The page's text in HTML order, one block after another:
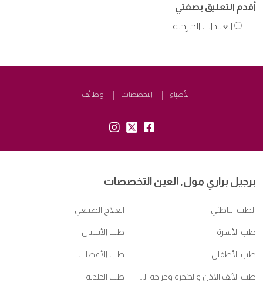
أقدم التعليق بصفتي
العيادات الخارجية
الأطباء التخصصات وظائف
fb:
tw:
insta:
برجيل براري مول, العين التخصصات
الطب الباطني العلاج الطبيعي
طب الأسرة طب الأسنان
طب الأطفال طب الأعصاب
طب الجلدية